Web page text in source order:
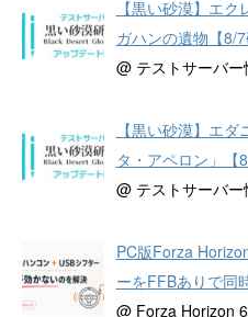
【黒い砂漠】エ
ガハンの遺物【8/7
@ テストサーバー
【黒い砂漠】エ
タ・アペロン」【
@ テストサーバー
PC版Forza
ーをFFBありで同
@ Forza Horizon 6